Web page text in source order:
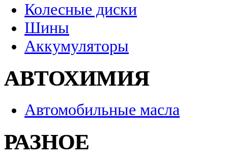
Колесные диски
Шины
Аккумуляторы
АВТОХИМИЯ
Автомобильные масла
РАЗНОЕ